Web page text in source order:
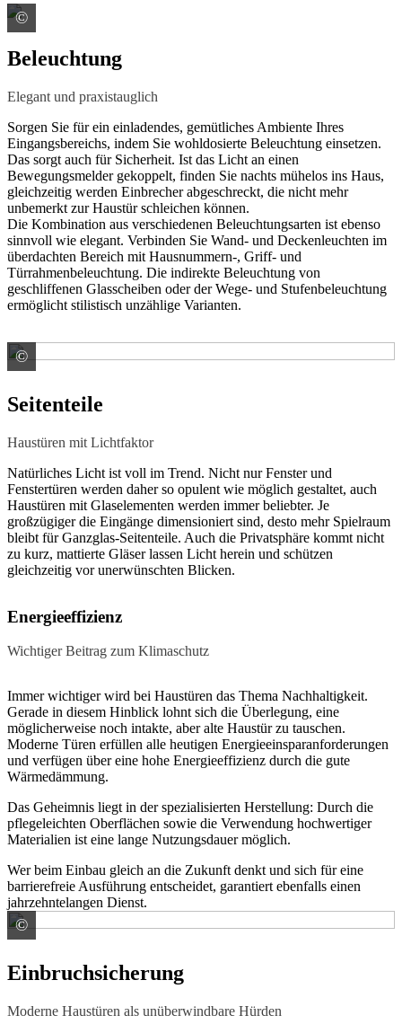
©
Beleuchtung
Elegant und praxistauglich
Sorgen Sie für ein einladendes, gemütliches Ambiente Ihres
Eingangsbereichs, indem Sie wohldosierte Beleuchtung einsetzen.
Das sorgt auch für Sicherheit. Ist das Licht an einen
Bewegungsmelder gekoppelt, finden Sie nachts mühelos ins Haus,
gleichzeitig werden Einbrecher abgeschreckt, die nicht mehr
unbemerkt zur Haustür schleichen können.
Die Kombination aus verschiedenen Beleuchtungsarten ist ebenso
sinnvoll wie elegant. Verbinden Sie Wand- und Deckenleuchten im
überdachten Bereich mit Hausnummern-, Griff- und
Türrahmenbeleuchtung. Die indirekte Beleuchtung von
geschliffenen Glasscheiben oder der Wege- und Stufenbeleuchtung
ermöglicht stilistisch unzählige Varianten.
© HÖRMANN KG Verkaufsgesellschaft
Seitenteile
Haustüren mit Lichtfaktor
Natürliches Licht ist voll im Trend. Nicht nur Fenster und
Fenstertüren werden daher so opulent wie möglich gestaltet, auch
Haustüren mit Glaselementen werden immer beliebter. Je
großzügiger die Eingänge dimensioniert sind, desto mehr Spielraum
bleibt für Ganzglas-Seitenteile. Auch die Privatsphäre kommt nicht
zu kurz, mattierte Gläser lassen Licht herein und schützen
gleichzeitig vor unerwünschten Blicken.
Energieeffizienz
Wichtiger Beitrag zum Klimaschutz
© WIRUS Fenster GmbH & Co. KG
Immer wichtiger wird bei Haustüren das Thema Nachhaltigkeit.
Gerade in diesem Hinblick lohnt sich die Überlegung, eine
möglicherweise noch intakte, aber alte Haustür zu tauschen.
Moderne Türen erfüllen alle heutigen Energieeinsparanforderungen
und verfügen über eine hohe Energieeffizienz durch die gute
Wärmedämmung.
Das Geheimnis liegt in der spezialisierten Herstellung: Durch die
pflegeleichten Oberflächen sowie die Verwendung hochwertiger
Materialien ist eine lange Nutzungsdauer möglich.
Wer beim Einbau gleich an die Zukunft denkt und sich für eine
barrierefreie Ausführung entscheidet, garantiert ebenfalls einen
jahrzehntelangen Dienst.
Einbruchsicherung
Moderne Haustüren als unüberwindbare Hürden